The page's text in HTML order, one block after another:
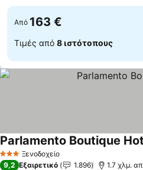
Από 163 €
Τιμές από 8 ιστότοπους
3 ΑστέριαΞενοδοχείο
Parlamento Boutique
9,2 Εξαιρετικό 1.896 1.7 χλμ.